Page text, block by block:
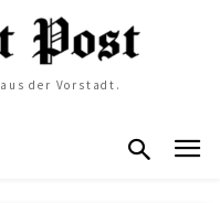
der Vorstadt.